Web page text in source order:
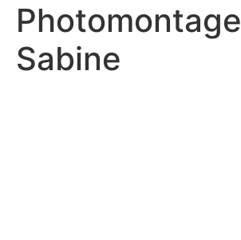
Photomontage
Sabine